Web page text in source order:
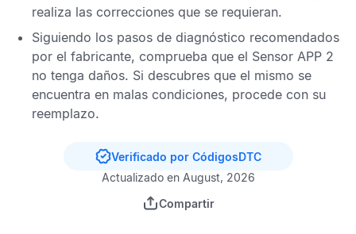
realiza las correcciones que se requieran.
Siguiendo los pasos de diagnóstico recomendados
por el fabricante, comprueba que el Sensor APP 2
no tenga daños. Si descubres que el mismo se
encuentra en malas condiciones, procede con su
reemplazo.
Verificado por CódigosDTC
Actualizado en August, 2026
Compartir